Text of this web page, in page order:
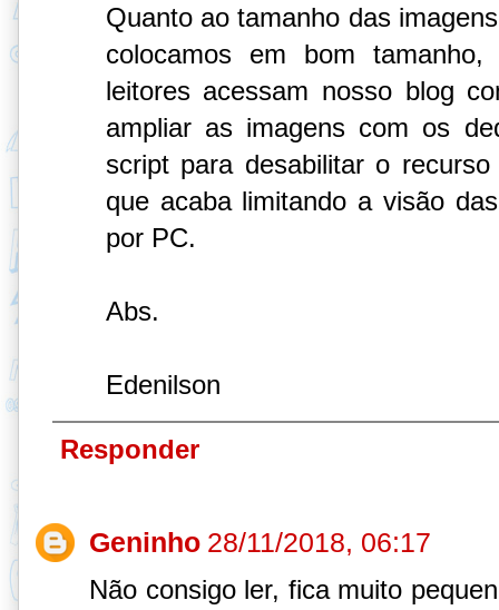
Quanto ao tamanho das
colocamos em bom
leitores acessam nosso blog
ampliar as imagens com os
script para desabilitar o
que acaba limitando a visão
por PC.
Abs.
Edenilson
Responder
Geninho 28/11/2018, 06:17
Não consigo ler, fica muito